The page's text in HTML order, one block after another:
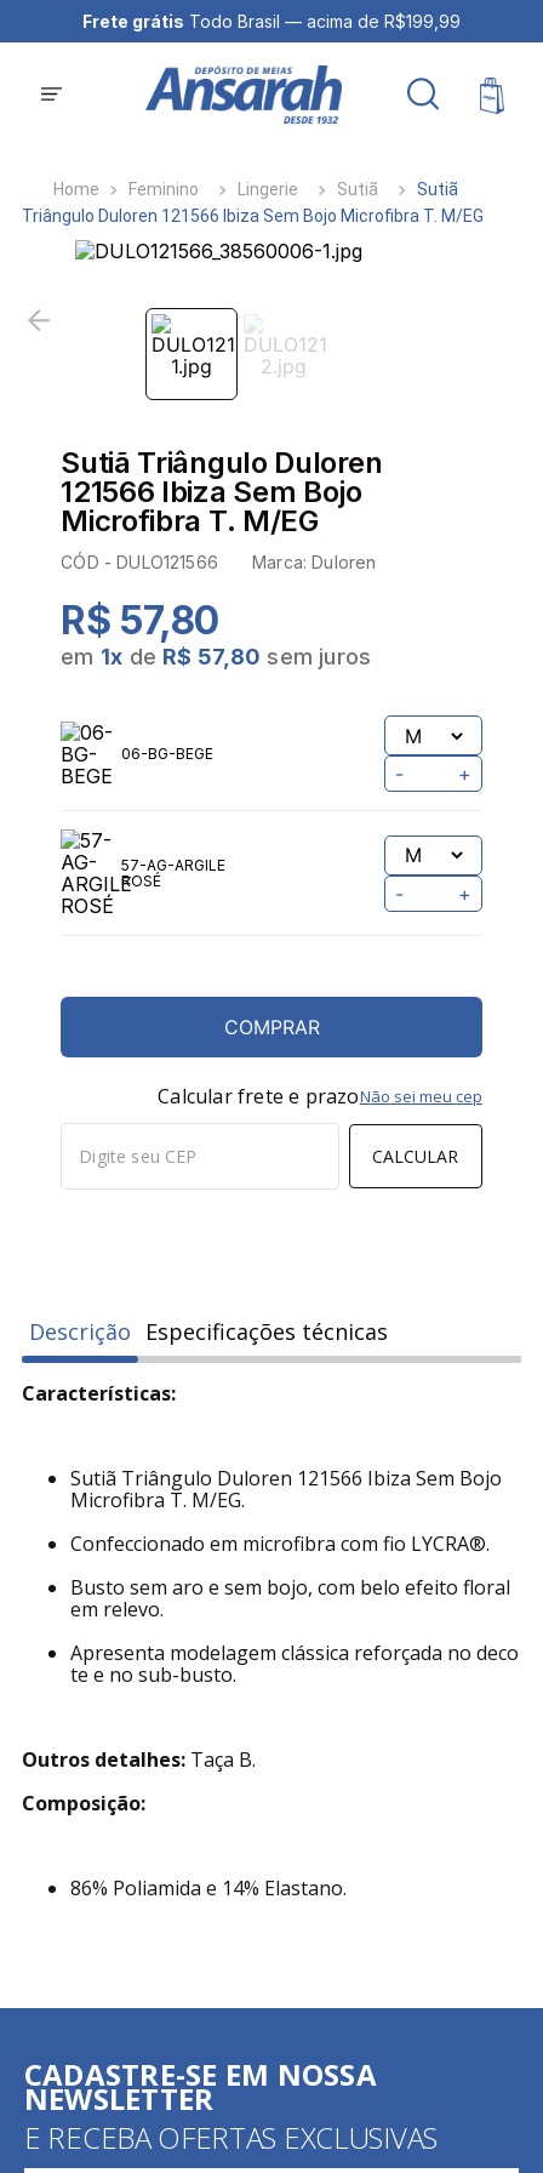
Frete grátis Todo Brasil — acima de R$199,99
Feminino Lingerie Sutiã
Sutiã
Triângulo Duloren 121566 Ibiza Sem Bojo Microfibra T. M/EG
Sutiã Triângulo Duloren
121566 Ibiza Sem Bojo
Microfibra T. M/EG
CÓD -DULO121566 Marca:Duloren
R$ 57,80
em 1x de R$ 57,80 sem juros
06-BG-BEGE
- +
57-AG-ARGILE
ROSÉ
- +
COMPRAR
Calcular frete e prazo
CALCULAR
Não sei meu cep
Descrição Especificações técnicas
Características:
Sutiã Triângulo Duloren 121566 Ibiza Sem Bojo
Microfibra T. M/EG.
Confeccionado em microfibra com fio LYCRA®.
Busto sem aro e sem bojo, com belo efeito floral
em relevo.
Apresenta modelagem clássica reforçada no deco
te e no sub-busto.
Outros detalhes: Taça B.
Composição:
86% Poliamida e 14% Elastano.
CADASTRE-SE EM NOSSA
NEWSLETTER
E RECEBA OFERTAS EXCLUSIVAS